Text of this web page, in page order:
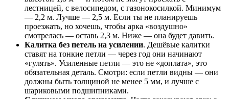
лестницей, с велосипедом, с газонокосилкой. Минимум
— 2,2 м. Лучше — 2,5 м. Если ты не планируешь
проезжать, но хочешь, чтобы арка «воздушно»
смотрелась — оставь 2,3 м. Ниже — она будет давить.
Калитка без петель на усилении. Дешёвые калитки
ставят на тонкие петли — через год они начинают
«гулять». Усиленные петли — это не «доплата», это
обязательная деталь. Смотри: если петли видны — они
должны быть толщиной не менее 5 мм, и лучше с
шариковыми подшипниками.